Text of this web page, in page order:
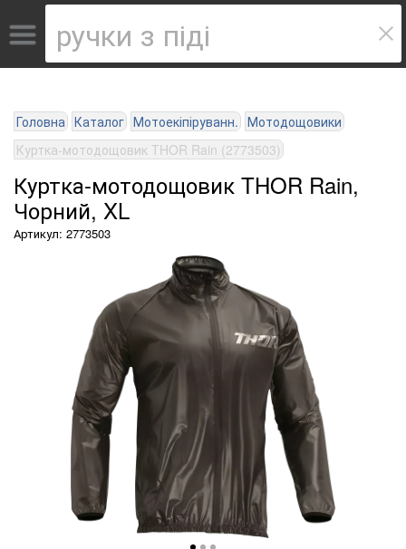
Головна Каталог Мотоекіпіруванн. Мотодощовики
Куртка-мотодощовик THOR Rain (2773503)
Куртка-мотодощовик THOR Rain,
Чорний, XL
Артикул: 2773503